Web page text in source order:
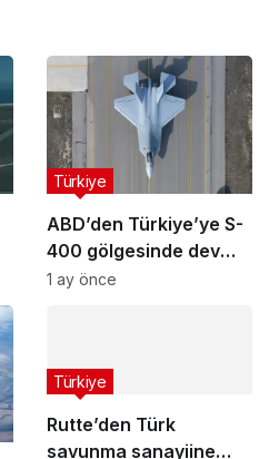
ABD’den Türkiye’ye S-
400 gölgesinde dev
motor satışı
Türkiye
1 ay önce
Rutte’den Türk
savunma sanayiine
Türkiye